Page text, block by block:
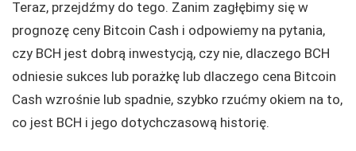
Teraz, przejdźmy do tego. Zanim zagłębimy się w
prognozę ceny Bitcoin Cash i odpowiemy na pytania,
czy BCH jest dobrą inwestycją, czy nie, dlaczego BCH
odniesie sukces lub porażkę lub dlaczego cena Bitcoin
Cash wzrośnie lub spadnie, szybko rzućmy okiem na to,
co jest BCH i jego dotychczasową historię.